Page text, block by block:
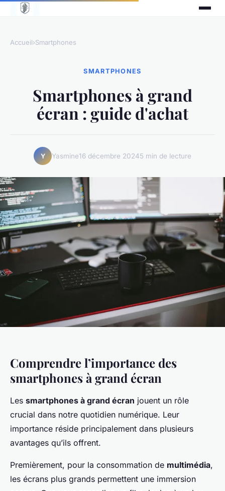
Accueil›Smartphones
SMARTPHONES
Smartphones à grand
écran : guide d'achat
Y Yasmine16 décembre 20245 min de lecture
Comprendre l’importance des
smartphones à grand écran
Les smartphones à grand écran jouent un rôle
crucial dans notre quotidien numérique. Leur
importance réside principalement dans plusieurs
avantages qu’ils offrent.
Premièrement, pour la consommation de multimédia,
les écrans plus grands permettent une immersion